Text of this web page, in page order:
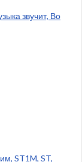
звучит, Во
ST1M, ST,